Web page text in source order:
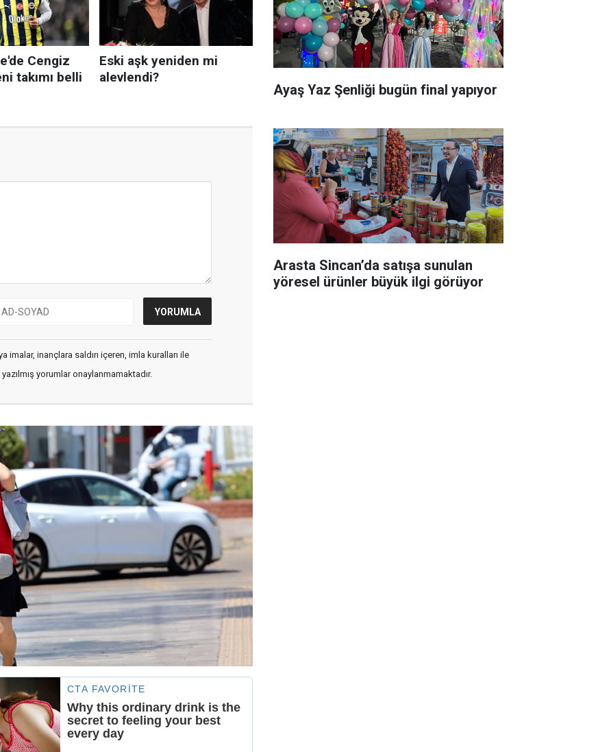
imalar, inançlara saldırı içeren, imla kuralları ile
yorumlar onaylanmamaktadır.
Ayaş Yaz Şenliği bugün final yapıyor
Arasta Sincan’da satışa sunulan
yöresel ürünler büyük ilgi görüyor